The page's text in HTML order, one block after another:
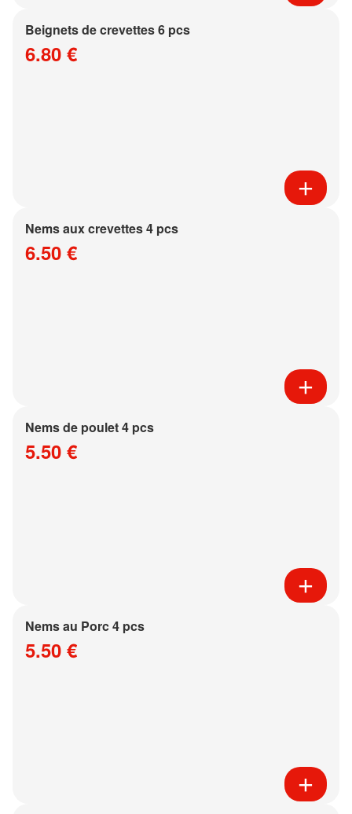
Beignets de crevettes 6 pcs
6.80 €
Nems aux crevettes 4 pcs
6.50 €
Nems de poulet 4 pcs
5.50 €
Nems au Porc 4 pcs
5.50 €